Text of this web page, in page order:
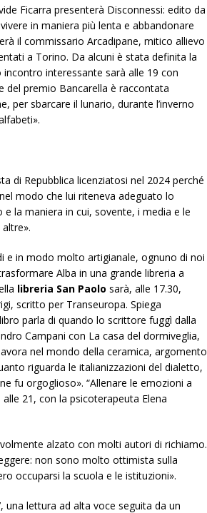
Ficarra presenterà Disconnessi: edito da
in maniera più lenta e abbandonare
il commissario Arcadipane, mitico allievo
a Torino. Da alcuni è stata definita la
interessante sarà alle 19 con
del premio Bancarella è raccontata
per sbarcare il lunario, durante l’inverno
di Repubblica licenziatosi nel 2024 perché
modo che lui riteneva adeguato lo
la maniera in cui, sovente, i media e le
e in modo molto artigianale, ognuno di noi
Alba in una grande libreria a
libreria San Paolo sarà, alle 17.30,
, scritto per Transeuropa. Spiega
parla di quando lo scrittore fuggì dalla
Campani con La casa del dormiveglia,
nel mondo della ceramica, argomento
riguarda le italianizzazioni del dialetto,
fu orgoglioso». “Allenare le emozioni a
alle 21, con la psicoterapeuta Elena
alzato con molti autori di richiamo.
non sono molto ottimista sulla
occuparsi la scuola e le istituzioni».
una lettura ad alta voce seguita da un